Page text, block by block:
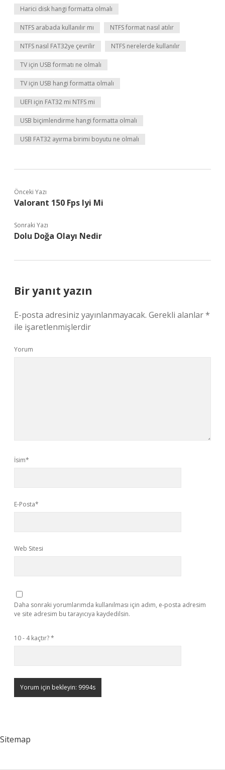
Harici disk hangi formatta olmalı
NTFS arabada kullanılır mı NTFS format nasıl atılır
NTFS nasıl FAT32ye çevrilir NTFS nerelerde kullanılır
TV için USB formatı ne olmalı
TV için USB hangi formatta olmalı
UEFI için FAT32 mi NTFS mi
USB biçimlendirme hangi formatta olmalı
USB FAT32 ayırma birimi boyutu ne olmalı
Önceki Yazı
Valorant 150 Fps Iyi Mi
Sonraki Yazı
Dolu Doğa Olayı Nedir
Bir yanıt yazın
E-posta adresiniz yayınlanmayacak. Gerekli alanlar*
ile işaretlenmişlerdir
Yorum
İsim*
E-Posta*
Web Sitesi
Daha sonraki yorumlarımda kullanılması için adım, e-posta adresim
ve site adresim bu tarayıcıya kaydedilsin.
10 - 4 kaçtır?*
Sitemap